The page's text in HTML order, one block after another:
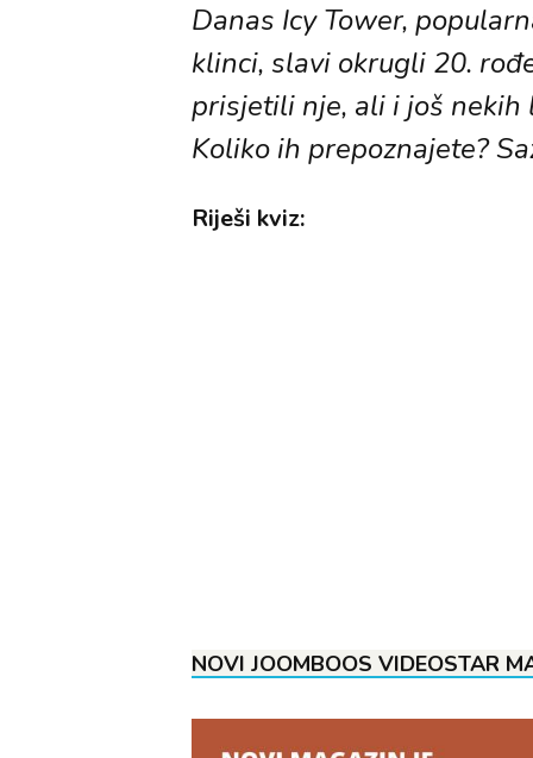
Danas Icy Tower,
klinci, slavi okrugli 20.
prisjetili nje, ali i još
Koliko ih prepoznajete?
Riješi kviz:
NOVI JOOMBOOS VIDEOSTAR